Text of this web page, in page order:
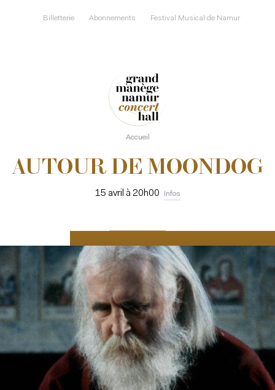
Billetterie Abonnements Festival Musical de Namur
Accueil
AUTOUR DE MOONDOG
15 avril à 20h00 Infos